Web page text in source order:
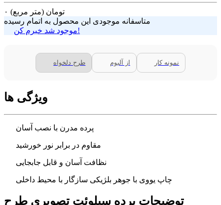
۰ تومان (متر مربع)
متاسفانه موجودی این محصول به اتمام رسیده
موجود شد خبرم کن!
طرح دلخواه از آلبوم نمونه کار
ویژگی ها
پرده مدرن با نصب آسان
مقاوم در برابر نور خورشید
نظافت آسان و قابل جابجایی
چاپ یووی با جوهر بلژیکی سازگار با محیط داخلی
توضیحات پرده سیلوئت تصویری طرح